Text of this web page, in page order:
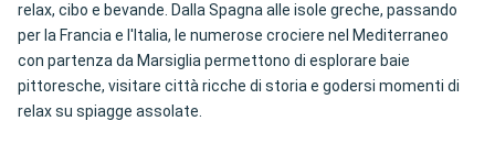
relax, cibo e bevande. Dalla Spagna alle isole greche, passando
per la Francia e l'Italia, le numerose crociere nel Mediterraneo
con partenza da Marsiglia permettono di esplorare baie
pittoresche, visitare città ricche di storia e godersi momenti di
relax su spiagge assolate.